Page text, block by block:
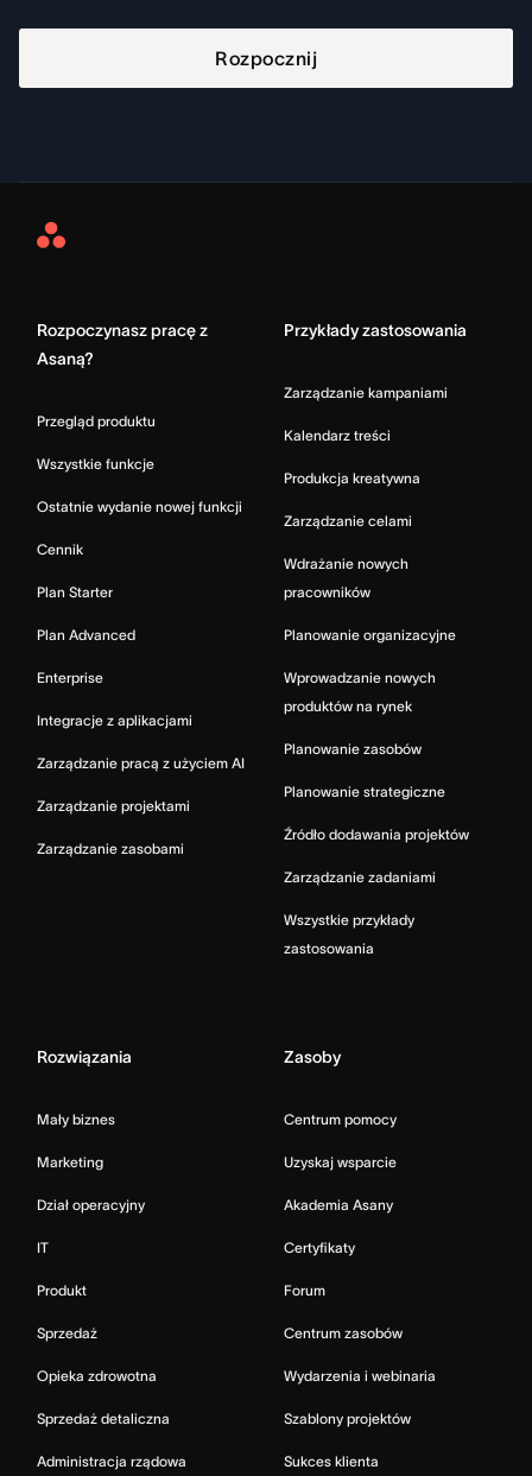
Rozpocznij
Asana
Rozpoczynasz pracę z
Asaną?
Przegląd produktu
Wszystkie funkcje
Ostatnie wydanie nowej funkcji
Cennik
Plan Starter
Plan Advanced
Enterprise
Integracje z aplikacjami
Zarządzanie pracą z użyciem AI
Zarządzanie projektami
Zarządzanie zasobami
Przykłady zastosowania
Zarządzanie kampaniami
Kalendarz treści
Produkcja kreatywna
Zarządzanie celami
Wdrażanie nowych
pracowników
Planowanie organizacyjne
Wprowadzanie nowych
produktów na rynek
Planowanie zasobów
Planowanie strategiczne
Źródło dodawania projektów
Zarządzanie zadaniami
Wszystkie przykłady
zastosowania
Rozwiązania
Mały biznes
Marketing
Dział operacyjny
IT
Produkt
Sprzedaż
Opieka zdrowotna
Sprzedaż detaliczna
Administracja rządowa
Zasoby
Centrum pomocy
Uzyskaj wsparcie
Akademia Asany
Certyfikaty
Forum
Centrum zasobów
Wydarzenia i webinaria
Szablony projektów
Sukces klienta